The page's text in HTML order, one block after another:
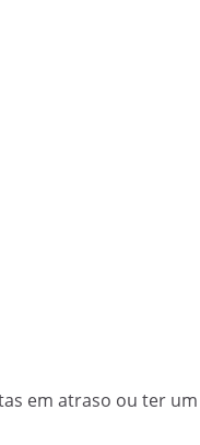
em atraso ou ter um